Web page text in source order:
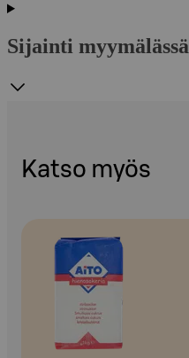
Sijainti myymälässä
Katso myös